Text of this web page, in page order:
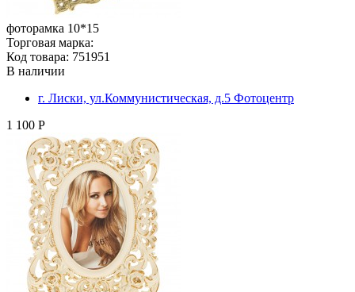
фоторамка 10*15
Торговая марка:
Код товара: 751951
В наличии
г. Лиски, ул.Коммунистическая, д.5 Фотоцентр
1 100 Р